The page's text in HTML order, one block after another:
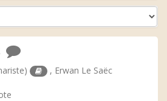
, Erwan Le Saëc